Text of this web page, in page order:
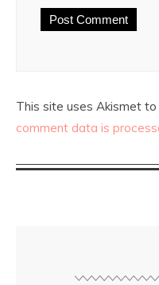
This site uses Akismet to
comment data is